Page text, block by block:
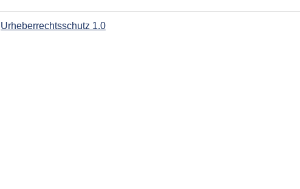
Urheberrechtsschutz 1.0